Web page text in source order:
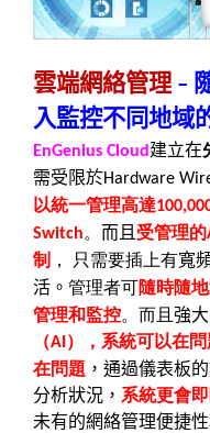
雲端網絡管理 –
入監控不同地域
EnGenius Cloud 建立在
需受限於Hardware
以統一管理高達
Switch。 而且 受管理的
制 ， 只需要插上有寬
活。 管理者可隨時隨
管理和監控。而且 強
（AI ），系統可以在
在問題 ，通過儀表板
分析狀況， 系統更會
未有的網絡管理便捷